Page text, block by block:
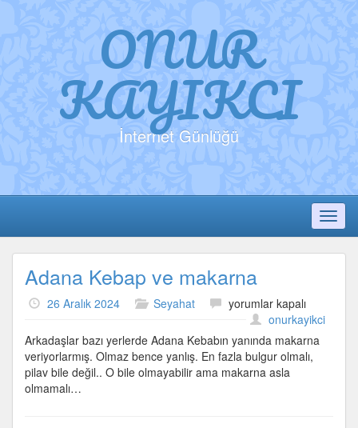
ONUR
KAYIKCI
İnternet Günlüğü
Adana Kebap ve makarna
26 Aralık 2024 Seyahat
Adana
Kebap
ve
makarna
için
yorumlar kapalı
onurkayikci
Arkadaşlar bazı yerlerde Adana Kebabın yanında makarna
veriyorlarmış. Olmaz bence yanlış. En fazla bulgur olmalı,
pilav bile değil.. O bile olmayabilir ama makarna asla
olmamalı…